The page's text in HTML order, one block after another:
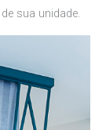
sua unidade.